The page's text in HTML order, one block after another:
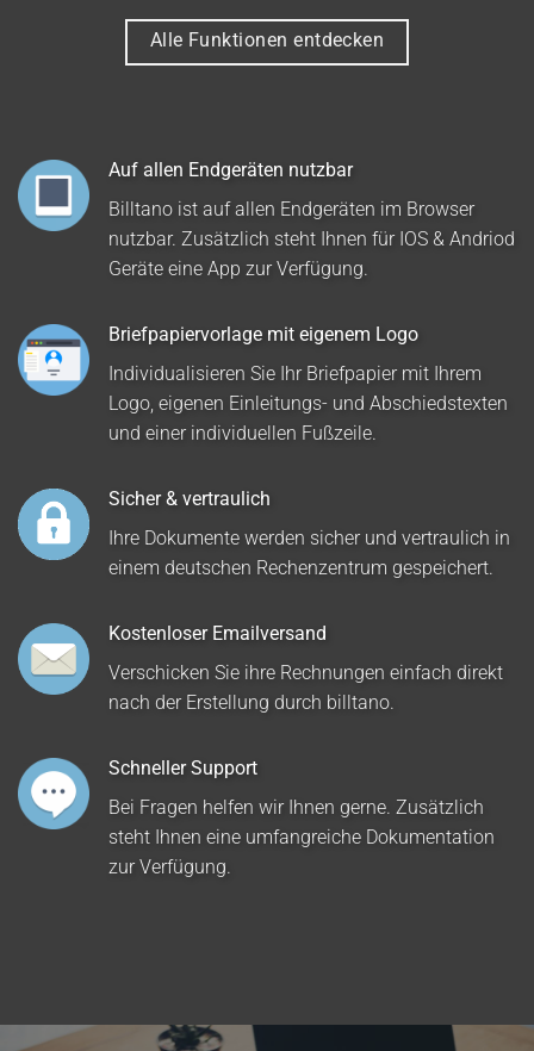
Alle Funktionen entdecken
Auf allen Endgeräten nutzbar
Billtano ist auf allen Endgeräten im Browser
nutzbar. Zusätzlich steht Ihnen für IOS & Andriod
Geräte eine App zur Verfügung.
Briefpapiervorlage mit eigenem Logo
Individualisieren Sie Ihr Briefpapier mit Ihrem
Logo, eigenen Einleitungs- und Abschiedstexten
und einer individuellen Fußzeile.
Sicher & vertraulich
Ihre Dokumente werden sicher und vertraulich in
einem deutschen Rechenzentrum gespeichert.
Kostenloser Emailversand
Verschicken Sie ihre Rechnungen einfach direkt
nach der Erstellung durch billtano.
Schneller Support
Bei Fragen helfen wir Ihnen gerne. Zusätzlich
steht Ihnen eine umfangreiche Dokumentation
zur Verfügung.